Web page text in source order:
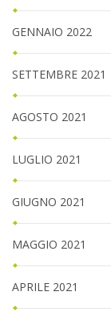
GENNAIO 2022
SETTEMBRE 2021
AGOSTO 2021
LUGLIO 2021
GIUGNO 2021
MAGGIO 2021
APRILE 2021